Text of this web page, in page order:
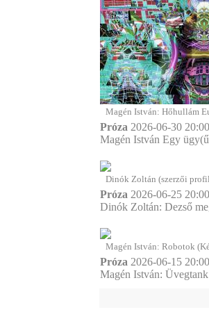
Magén István: Hőhullám
Próza 2026-06-30
Magén István Egy
Dinók Zoltán (szerzői
Próza 2026-06-25
Dinók Zoltán: Dezső
Magén István: Robotok
Próza 2026-06-15
Magén István: Üvegtank